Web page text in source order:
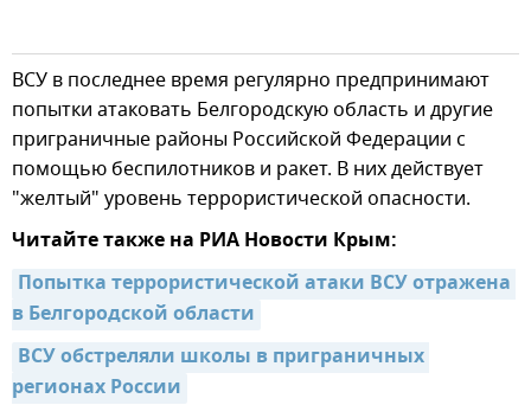
ВСУ в последнее время регулярно предпринимают
попытки атаковать Белгородскую область и другие
приграничные районы Российской Федерации с
помощью беспилотников и ракет. В них действует
"желтый" уровень террористической опасности.
Читайте также на РИА Новости Крым:
Попытка террористической атаки ВСУ отражена
в Белгородской области
ВСУ обстреляли школы в приграничных
регионах России